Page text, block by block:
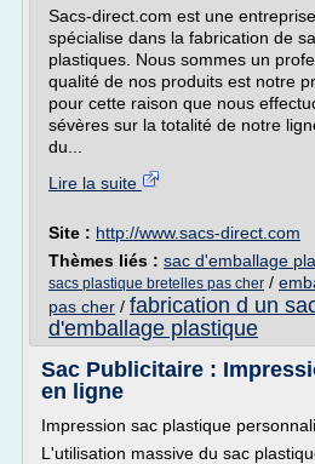
Sacs-direct.com est une
spécialise dans la fabrication de
plastiques. Nous sommes un
qualité de nos produits est notre
pour cette raison que nous
sévères sur la totalité de notre
du...
Lire la suite
Site : http://www.sacs-direct.com
Thèmes liés : sac d'emballage
sacs plastique bretelles pas cher /
pas cher / fabrication d un
d'emballage plastique
Sac Publicitaire :
en ligne
Impression sac plastique
L'utilisation massive du sac